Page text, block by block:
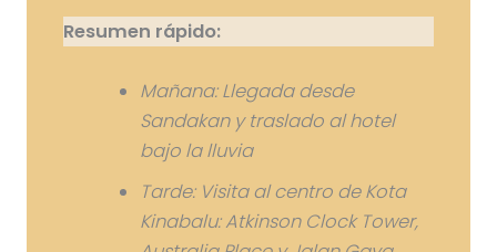
Resumen rápido:
Mañana: Llegada desde
Sandakan y traslado al hotel
bajo la lluvia
Tarde: Visita al centro de Kota
Kinabalu: Atkinson Clock Tower,